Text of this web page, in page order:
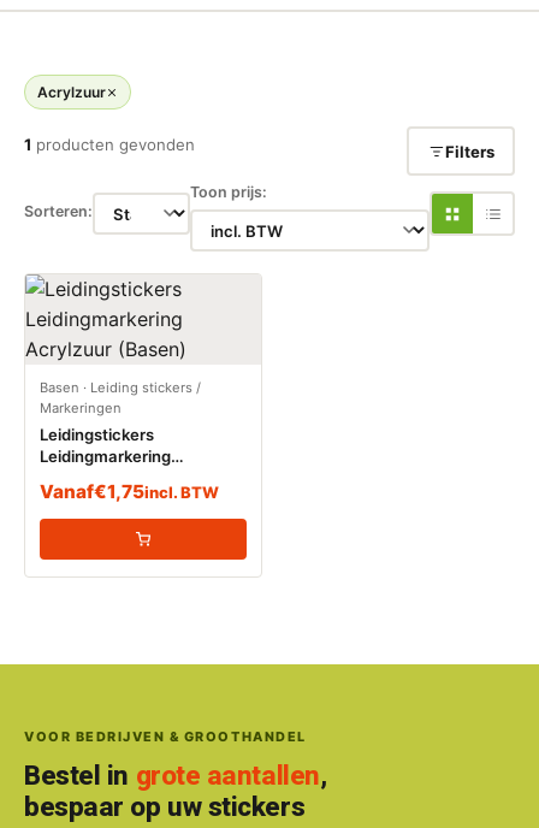
Acrylzuur
1 producten gevonden Filters
Sorteren:
Toon prijs:
Basen · Leiding stickers /
Markeringen
Leidingstickers
Leidingmarkering
Vanaf€1,75incl. BTW
VOOR BEDRIJVEN & GROOTHANDEL
Bestel in grote aantallen,
bespaar op uw stickers